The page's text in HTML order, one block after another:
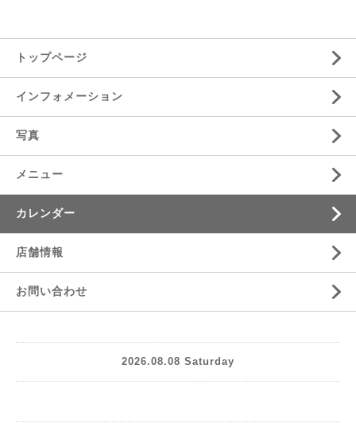
トップページ
インフォメーション
写真
メニュー
カレンダー
店舗情報
お問い合わせ
2026.08.08 Saturday